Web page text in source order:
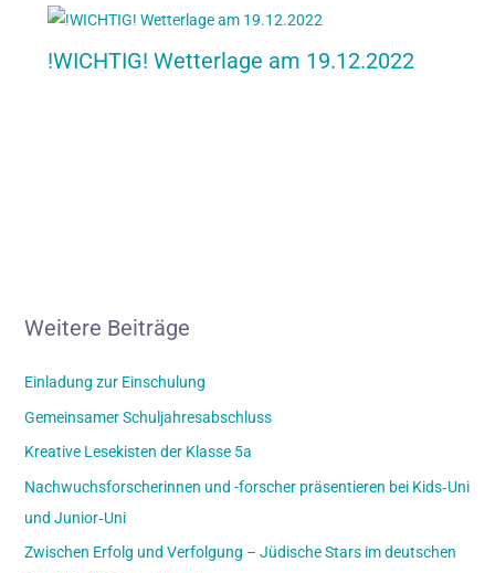
!WICHTIG! Wetterlage am 19.12.2022
Weitere Beiträge
Einladung zur Einschulung
Gemeinsamer Schuljahresabschluss
Kreative Lesekisten der Klasse 5a
Nachwuchsforscherinnen und -forscher präsentieren bei Kids‑Uni
und Junior‑Uni
Zwischen Erfolg und Verfolgung – Jüdische Stars im deutschen